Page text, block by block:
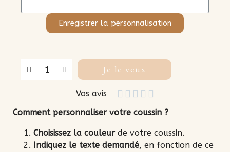
Enregistrer la personnalisation
Je le veux
Vos avis     
Comment personnaliser votre coussin ?
Choisissez la couleurde votre coussin.
Indiquez le texte demandé, en fonction de ce